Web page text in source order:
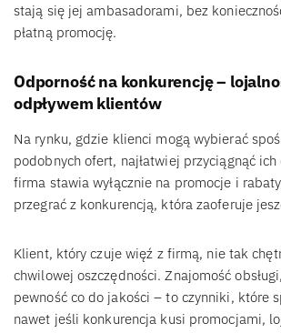
stają się jej ambasadorami, bez
płatną promocję.
Odporność na konkurencję –
odpływem klientów
Na rynku, gdzie klienci mogą wybierać
podobnych ofert, najłatwiej przyciągnąć
firma stawia wyłącznie na promocje i
przegrać z konkurencją, która zaoferuje
Klient, który czuje więź z firmą, nie tak
chwilowej oszczędności. Znajomość
pewność co do jakości – to czynniki, które
nawet jeśli konkurencja kusi promocjami,